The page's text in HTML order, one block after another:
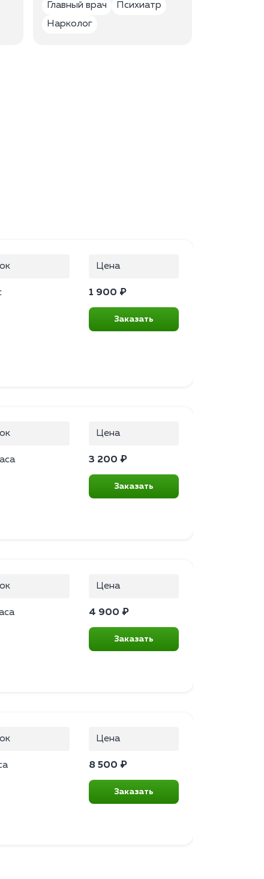
Главный врач
Психиатр
Нарколог
Цена
1 900 ₽
Заказать
Цена
3 200 ₽
Заказать
Цена
4 900 ₽
Заказать
Цена
8 500 ₽
Заказать